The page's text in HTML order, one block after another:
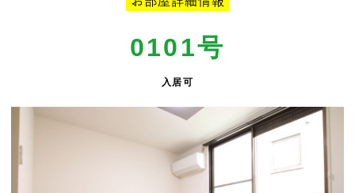
0101号
入居可